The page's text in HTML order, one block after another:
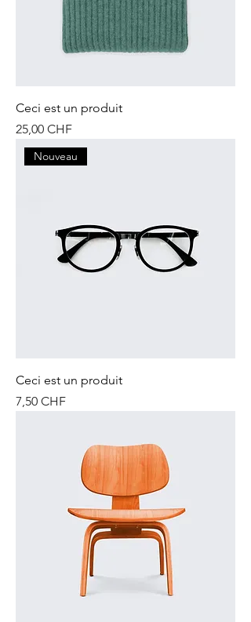
Ceci est un produit
Prix
25,00 CHF
Nouveau
Ceci est un produit
Prix
7,50 CHF